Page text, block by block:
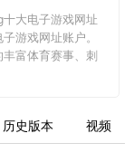
十大电子游戏网址
游戏网址账户。
富体育赛事、刺
历史版本 视频